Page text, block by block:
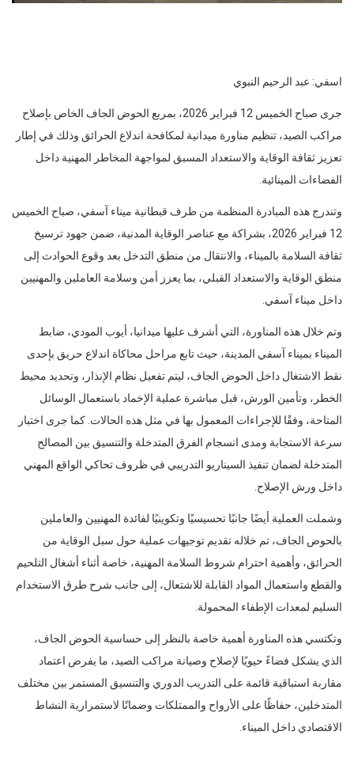
اسفي: عبد الرحيم النبوي
جرى صباح الخميس 12 فبراير 2026، بمربع الحوض الجاف الخاص بإصلاح
مراكب الصيد، تنظيم مناورة ميدانية لمكافحة اندلاع الحرائق وذلك في إطار
تعزيز ثقافة الوقاية والاستعداد المسبق لمواجهة المخاطر المهنية داخل
الفضاءات المينائية.
وتندرج هذه المبادرة المنظمة من طرف قبطانية ميناء آسفي، صباح الخميس
12 فبراير 2026، بشراكة مع عناصر الوقاية المدنية، ضمن جهود ترسيخ
ثقافة السلامة بالميناء، والانتقال من منطق التدخل بعد وقوع الحوادث إلى
منطق الوقاية والاستعداد القبلي، بما يعزز أمن وسلامة العاملين والمهنيين
داخل ميناء آسفي.
وتم خلال هذه المناورة، التي أشرف عليها ميدانيا، أيوب المودي، ضابط
الميناء بميناء آسفي المدينة، حيث تابع مراحل محاكاة اندلاع حريق بإحدى
نقط الاشتغال داخل الحوض الجاف، ليتم تفعيل نظام الإنذار، وتحديد محيط
الخطر، وتأمين الورش، قبل مباشرة عملية الإخماد باستعمال الوسائل
المتاحة، وفقًا للإجراءات المعمول بها في مثل هذه الحالات. كما جرى اختبار
سرعة الاستجابة ومدى انسجام الفرق المتدخلة والتنسيق بين المصالح
المتدخلة لضمان تنفيذ السيناريو التدريبي في ظروف تحاكي الواقع المهني
داخل ورش الإصلاح.
وشملت العملية أيضًا جانبًا تحسيسيًا وتكوينيًا لفائدة المهنيين والعاملين
بالحوض الجاف، تم خلاله تقديم توجيهات عملية حول سبل الوقاية من
الحرائق، وأهمية احترام شروط السلامة المهنية، خاصة أثناء أشغال التلحيم
والقطع واستعمال المواد القابلة للاشتعال، إلى جانب شرح طرق الاستخدام
السليم لمعدات الإطفاء المحمولة.
وتكتسي هذه المناورة أهمية خاصة بالنظر إلى حساسية الحوض الجاف،
الذي يشكل فضاءً حيويًا لإصلاح وصيانة مراكب الصيد، ما يفرض اعتماد
مقاربة استباقية قائمة على التدريب الدوري والتنسيق المستمر بين مختلف
المتدخلين، حفاظًا على الأرواح والممتلكات وضمانًا لاستمرارية النشاط
الاقتصادي داخل الميناء.